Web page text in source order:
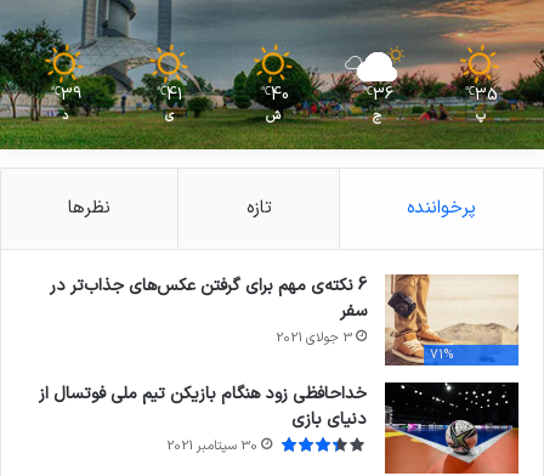
35
℃
پ
36
℃
ج
40
℃
ش
41
℃
ی
39
℃
د
پرخواننده تازه نظرها
71%
6 نکته‌ی مهم برای گرفتن عکس‌های جذاب‌تر در
سفر
3 جولای 2021
خداحافظی زود هنگام بازیکن تیم ملی فوتسال از
دنیای بازی
30 سپتامبر 2021